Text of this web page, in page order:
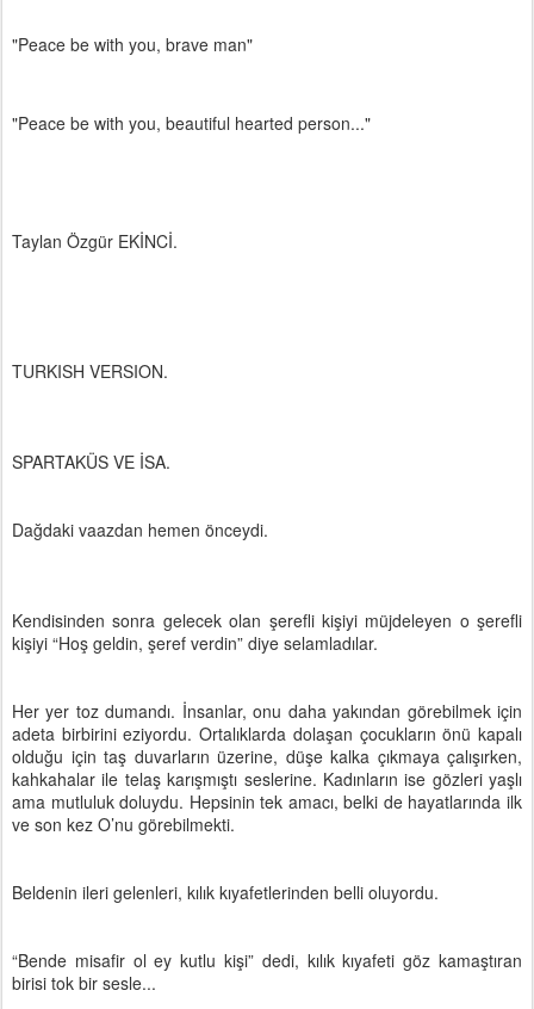
"Peace be with you, brave man"
"Peace be with you, beautiful hearted person..."
Taylan Özgür EKİNCİ.
TURKISH VERSION.
SPARTAKÜS VE İSA.
Dağdaki vaazdan hemen önceydi.
Kendisinden sonra gelecek olan şerefli kişiyi müjdeleyen o şerefli
kişiyi “Hoş geldin, şeref verdin” diye selamladılar.
Her yer toz dumandı. İnsanlar, onu daha yakından görebilmek için
adeta birbirini eziyordu. Ortalıklarda dolaşan çocukların önü kapalı
olduğu için taş duvarların üzerine, düşe kalka çıkmaya çalışırken,
kahkahalar ile telaş karışmıştı seslerine. Kadınların ise gözleri yaşlı
ama mutluluk doluydu. Hepsinin tek amacı, belki de hayatlarında ilk
ve son kez O’nu görebilmekti.
Beldenin ileri gelenleri, kılık kıyafetlerinden belli oluyordu.
“Bende misafir ol ey kutlu kişi” dedi, kılık kıyafeti göz kamaştıran
birisi tok bir sesle...